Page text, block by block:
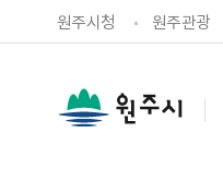
원주시청 원주관광